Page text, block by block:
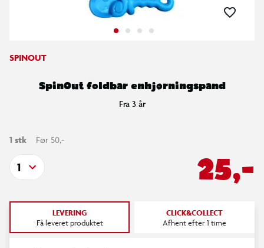
SPINOUT
SpinOut foldbar enhjørningspand
Fra 3 år
1 stk Før 50,-
25,-
1
LEVERING
Få leveret produktet
CLICK&COLLECT
Afhent efter 1 time